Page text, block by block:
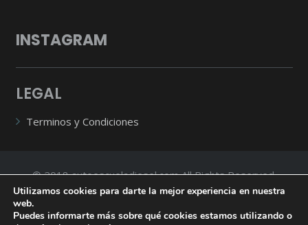
INSTAGRAM
LEGAL
Terminos y Condiciones
© 2018 autoescueladiesel.com All Rights Reserved.
Utilizamos cookies para darte la mejor experiencia en nuestra
web.
Puedes informarte más sobre qué cookies estamos utilizando o